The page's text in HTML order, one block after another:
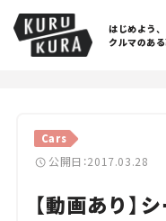
はじめよう、
クルマのある
Cars
公開日：2017.03.28
【動画あり】
Cars
Lifestyle